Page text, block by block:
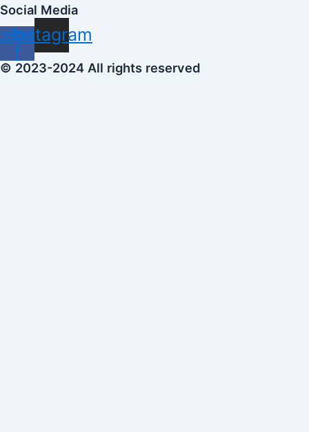
Social Media
f
Instagram
© 2023-2024 All rights reserved